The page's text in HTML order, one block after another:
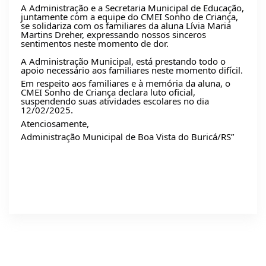
A Administração e a Secretaria Municipal de Educação,
juntamente com a equipe do CMEI Sonho de Criança,
se solidariza com os familiares da aluna Lívia Maria
Martins Dreher, expressando nossos sinceros
sentimentos neste momento de dor.
A Administração Municipal, está prestando todo o
apoio necessário aos familiares neste momento difícil.
Em respeito aos familiares e à memória da aluna, o
CMEI Sonho de Criança declara luto oficial,
suspendendo suas atividades escolares no dia
12/02/2025.
Atenciosamente,
Administração Municipal de Boa Vista do Buricá/RS”